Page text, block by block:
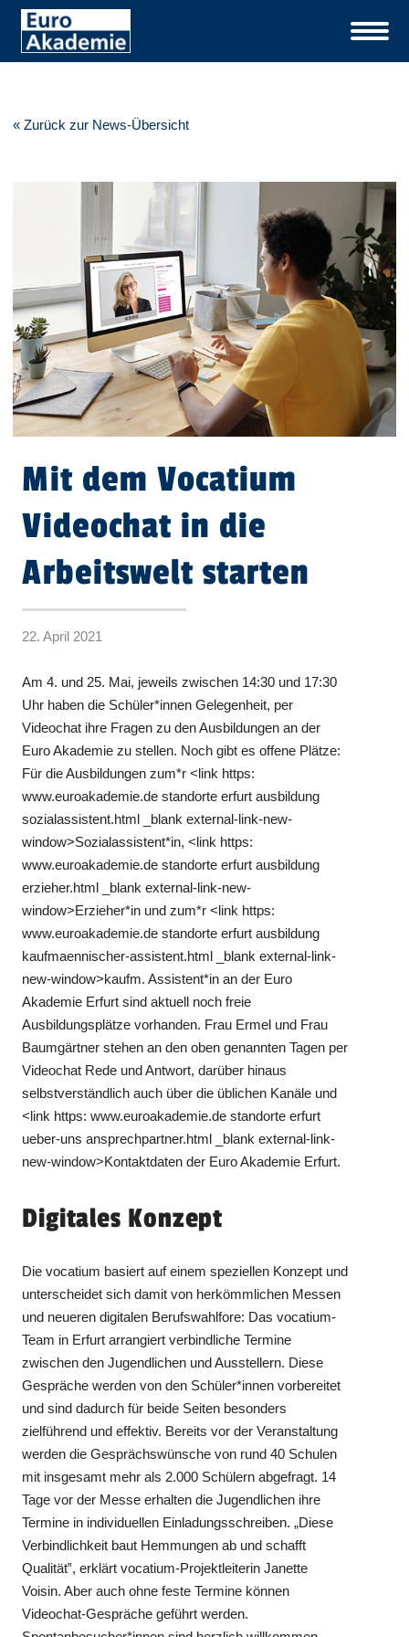
« Zurück zur News-Übersicht
Mit dem Vocatium
Videochat in die
Arbeitswelt starten
22. April 2021
Am 4. und 25. Mai, jeweils zwischen 14:30 und 17:30
Uhr haben die Schüler*innen Gelegenheit, per
Videochat ihre Fragen zu den Ausbildungen an der
Euro Akademie zu stellen. Noch gibt es offene Plätze:
Für die Ausbildungen zum*r <link https:
www.euroakademie.de standorte erfurt ausbildung
sozialassistent.html _blank external-link-new-
window>Sozialassistent*in, <link https:
www.euroakademie.de standorte erfurt ausbildung
erzieher.html _blank external-link-new-
window>Erzieher*in und zum*r <link https:
www.euroakademie.de standorte erfurt ausbildung
kaufmaennischer-assistent.html _blank external-link-
new-window>kaufm. Assistent*in an der Euro
Akademie Erfurt sind aktuell noch freie
Ausbildungsplätze vorhanden. Frau Ermel und Frau
Baumgärtner stehen an den oben genannten Tagen per
Videochat Rede und Antwort, darüber hinaus
selbstverständlich auch über die üblichen Kanäle und
<link https: www.euroakademie.de standorte erfurt
ueber-uns ansprechpartner.html _blank external-link-
new-window>Kontaktdaten der Euro Akademie Erfurt.
Digitales Konzept
Die vocatium basiert auf einem speziellen Konzept und
unterscheidet sich damit von herkömmlichen Messen
und neueren digitalen Berufswahlfore: Das vocatium-
Team in Erfurt arrangiert verbindliche Termine
zwischen den Jugendlichen und Ausstellern. Diese
Gespräche werden von den Schüler*innen vorbereitet
und sind dadurch für beide Seiten besonders
zielführend und effektiv. Bereits vor der Veranstaltung
werden die Gesprächswünsche von rund 40 Schulen
mit insgesamt mehr als 2.000 Schülern abgefragt. 14
Tage vor der Messe erhalten die Jugendlichen ihre
Termine in individuellen Einladungsschreiben. „Diese
Verbindlichkeit baut Hemmungen ab und schafft
Qualität‟, erklärt vocatium-Projektleiterin Janette
Voisin. Aber auch ohne feste Termine können
Videochat-Gespräche geführt werden.